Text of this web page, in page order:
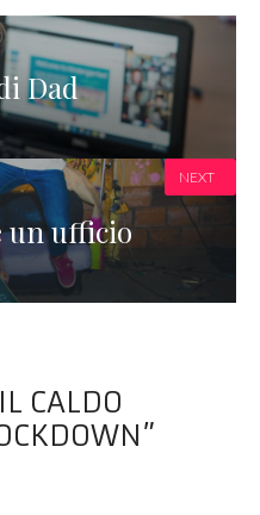
Dad
un ufficio
NEXT
CALDO